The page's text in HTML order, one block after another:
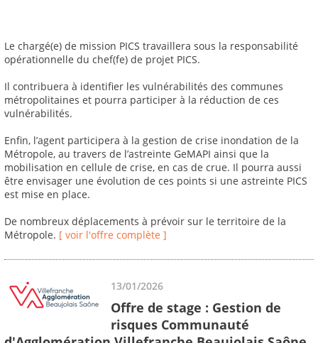
Le chargé(e) de mission PICS travaillera sous la responsabilité
opérationnelle du chef(fe) de projet PICS.
Il contribuera à identifier les vulnérabilités des communes
métropolitaines et pourra participer à la réduction de ces
vulnérabilités.
Enfin, l’agent participera à la gestion de crise inondation de la
Métropole, au travers de l’astreinte GeMAPI ainsi que la
mobilisation en cellule de crise, en cas de crue. Il pourra aussi
être envisager une évolution de ces points si une astreinte PICS
est mise en place.
De nombreux déplacements à prévoir sur le territoire de la
Métropole. [ voir l'offre complète ]
13/01/2026
Offre de stage : Gestion de
risques Communauté